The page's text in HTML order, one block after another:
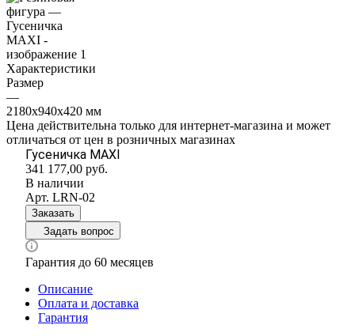
Характеристики
Размер
—
2180х940х420 мм
Цена действительна только для интернет-магазина и может
отличаться от цен в розничных магазинах
Гусеничка MAXI
341 177,00 руб.
В наличии
Арт. LRN-02
Заказать
Задать вопрос
Гарантия до 60 месяцев
Описание
Оплата и доставка
Гарантия